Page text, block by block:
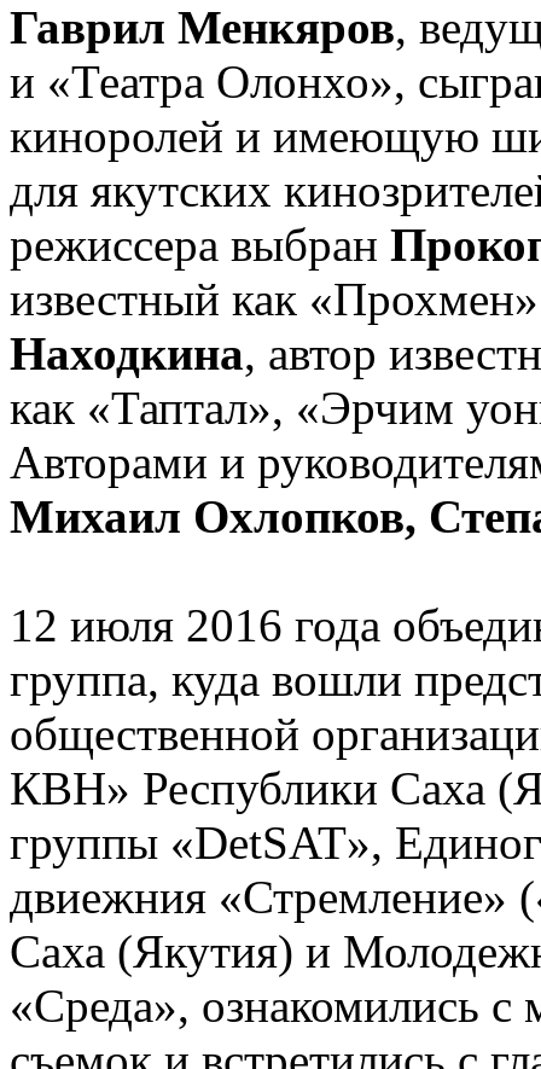
Гаврил Менкяров,
и «Театра Олонхо»,
киноролей и имеющую
для якутских
режиссера выбран
известный как
Находкина, автор
как «Таптал», «Эрчим
Авторами и
Михаил Охлопков,
12 июля 2016 года
группа, куда вошли
общественной
КВН» Республики Саха
группы «DetSAT»,
двиежния «Стремление»
Саха (Якутия) и
«Среда», ознакомились с